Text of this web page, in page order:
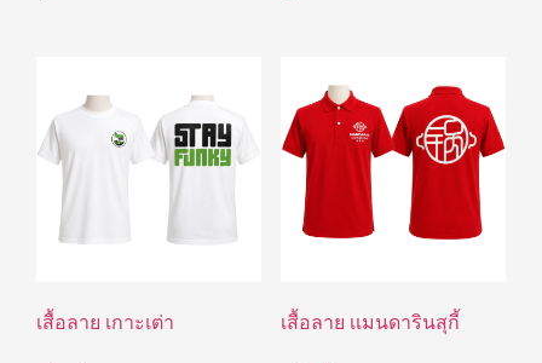
เสื้อลาย เกาะเต่า เสื้อลาย เเมนดารินสุกี้